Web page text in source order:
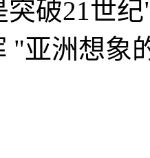
突破21世
"亚洲想象